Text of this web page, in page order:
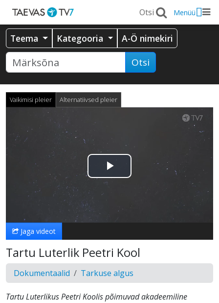
Menüü
Teema Kategooria A-Ö nimekiri
Otsi
Vaikimisi pleier Alternatiivsed pleier
Esita
Jaga videot
Tartu Luterlik Peetri Kool
Dokumentaalid Tarkuse algus
Tartu Luterlikus Peetri Koolis põimuvad akadeemiline